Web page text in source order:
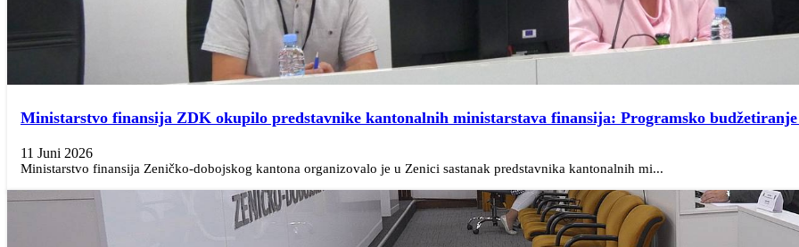
Ministarstvo finansija ZDK okupilo predstavnike kantonalnih ministarstava finansija: Programsko budžetiranje
11 Juni 2026
Ministarstvo finansija Zeničko-dobojskog kantona organizovalo je u Zenici sastanak predstavnika kantonalnih mi...